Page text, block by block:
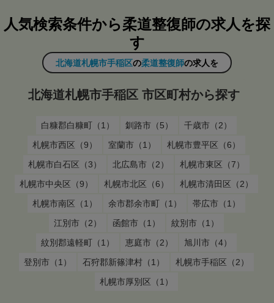
人気検索条件から柔道整復師の求人を探
す
北海道札幌市手稲区の柔道整復師の求人を
北海道札幌市手稲区 市区町村から探す
白糠郡白糠町（1） 釧路市（5）
千歳市（2）
札幌市西区（9）
室蘭市（1）
札幌市豊平区（6）
札幌市白石区（3）
北広島市（2）
札幌市東区（7）
札幌市中央区（9）
札幌市北区（6）
札幌市清田区（2）
札幌市南区（1）
余市郡余市町（1）
帯広市（1）
江別市（2）
函館市（1）
紋別市（1）
紋別郡遠軽町（1）
恵庭市（2）
旭川市（4）
登別市（1）
石狩郡新篠津村（1）
札幌市手稲区（2）
札幌市厚別区（1）